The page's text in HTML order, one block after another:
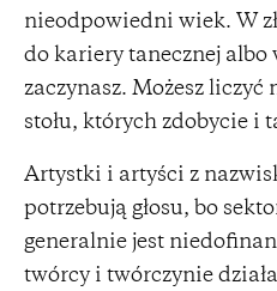
nieodpowiedni wiek. W
do kariery tanecznej albo
zaczynasz. Możesz liczyć
stołu, których zdobycie i
Artystki i artyści z
potrzebują głosu, bo
generalnie jest
twórcy i twórczynie